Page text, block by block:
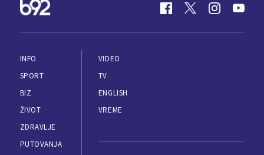
INFO
SPORT
BIZ
ŽIVOT
ZDRAVLJE
PUTOVANJA
VIDEO
TV
ENGLISH
VREME